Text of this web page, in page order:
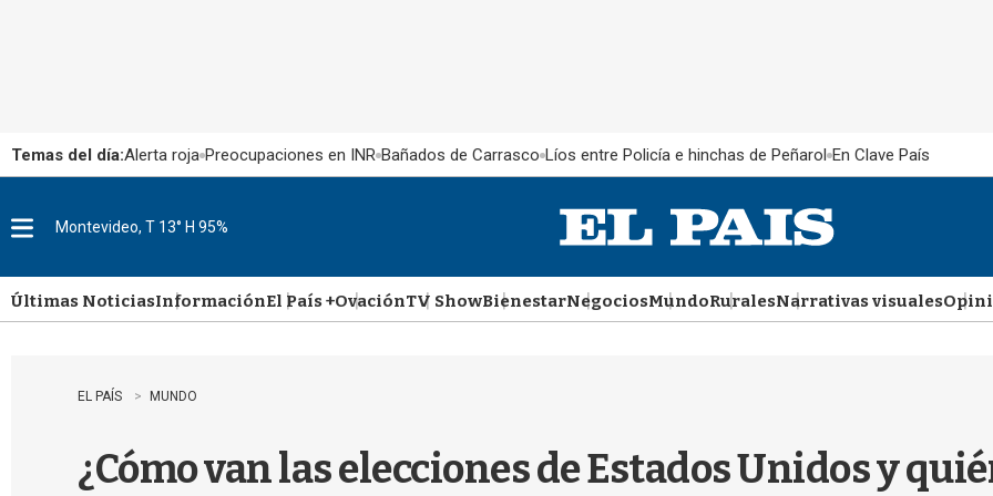
Temas del día:Alerta roja Preocupaciones en INR Bañados de Carrasco Líos entre Policía e hinchas de Peñarol En Clave País
u
Montevideo, T 13° H 95%
Últimas NoticiasInformaciónEl País +OvaciónTV ShowBienestarNegociosMundoRuralesNarrativas visuales
EL PAÍS MUNDO
¿Cómo van las elecciones de Estados Unidos y